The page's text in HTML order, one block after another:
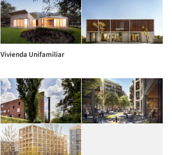
Vivienda Unifamiliar